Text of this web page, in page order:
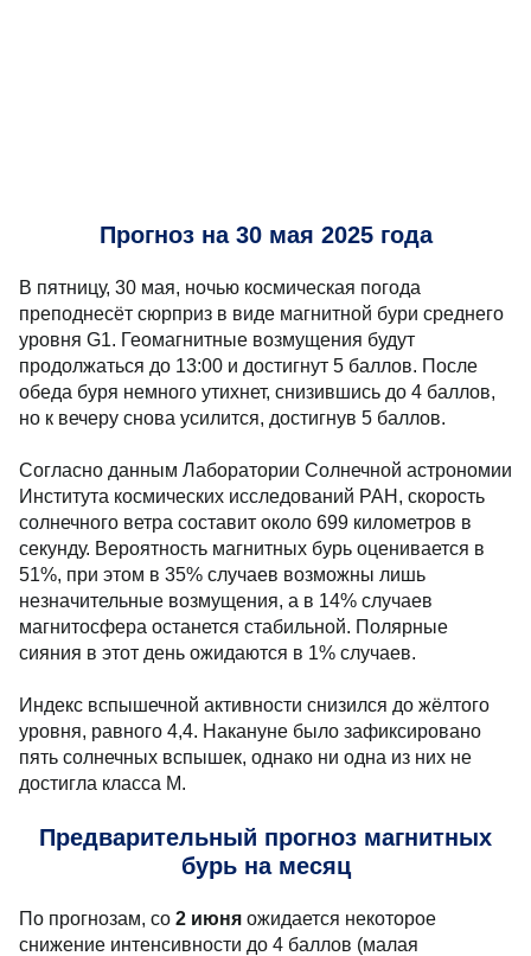
Прогноз на 30 мая 2025 года
В пятницу, 30 мая, ночью космическая погода
преподнесёт сюрприз в виде магнитной бури среднего
уровня G1. Геомагнитные возмущения будут
продолжаться до 13:00 и достигнут 5 баллов. После
обеда буря немного утихнет, снизившись до 4 баллов,
но к вечеру снова усилится, достигнув 5 баллов.
Согласно данным Лаборатории Солнечной астрономии
Института космических исследований РАН, скорость
солнечного ветра составит около 699 километров в
секунду. Вероятность магнитных бурь оценивается в
51%, при этом в 35% случаев возможны лишь
незначительные возмущения, а в 14% случаев
магнитосфера останется стабильной. Полярные
сияния в этот день ожидаются в 1% случаев.
Индекс вспышечной активности снизился до жёлтого
уровня, равного 4,4. Накануне было зафиксировано
пять солнечных вспышек, однако ни одна из них не
достигла класса М.
Предварительный прогноз магнитных
бурь на месяц
По прогнозам, со 2 июня ожидается некоторое
снижение интенсивности до 4 баллов (малая